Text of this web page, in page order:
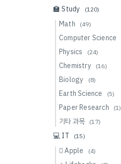
🏫 Study (120)
Math (49)
Computer Science
Physics (24)
Chemistry (16)
Biology (8)
Earth Science (5)
Paper Research (1)
기타 과목 (17)
💻 IT (15)
 Apple (4)